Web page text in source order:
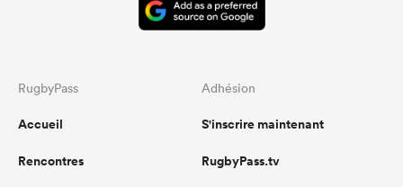
RugbyPass
Accueil
Rencontres
Adhésion
S'inscrire maintenant
RugbyPass.tv